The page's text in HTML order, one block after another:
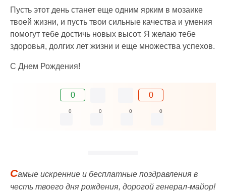
Пусть этот день станет еще одним ярким в мозаике
твоей жизни, и пусть твои сильные качества и умения
помогут тебе достичь новых высот. Я желаю тебе
здоровья, долгих лет жизни и еще множества успехов.
С Днем Рождения!
0 0
0 0 0 0
Самые искренние и бесплатные поздравления в
честь твоего дня рождения, дорогой генерал-майор!